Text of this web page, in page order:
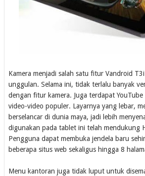
Kamera menjadi salah satu fitur Vandroid
unggulan. Selama ini, tidak terlalu banyak
dengan fitur kamera. Juga terdapat
video-video populer. Layarnya yang lebar,
berselancar di dunia maya, jadi lebih
digunakan pada tablet ini telah mendukung
Pengguna dapat membuka jendela baru
beberapa situs web sekaligus hingga 8
Menu kantoran juga tidak luput untuk